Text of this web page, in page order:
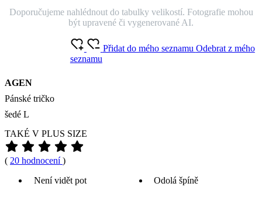
Doporučujeme nahlédnout do tabulky velikostí. Fotografie mohou
být upravené či vygenerované AI.
AGEN
Pánské tričko
šedé L
Přidat do mého seznamu Odebrat z mého
seznamu
TAKÉ V PLUS SIZE
( 20 hodnocení)
Není vidět pot
Odolá špíně